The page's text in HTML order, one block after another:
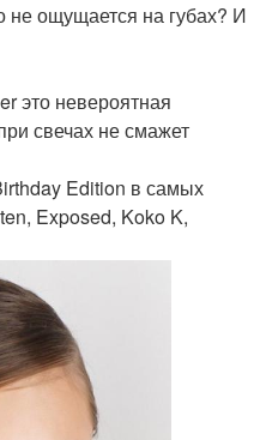
ощущается на губах? И
это невероятная
свечах не смажет
Edition в самых
Exposed, Koko K,